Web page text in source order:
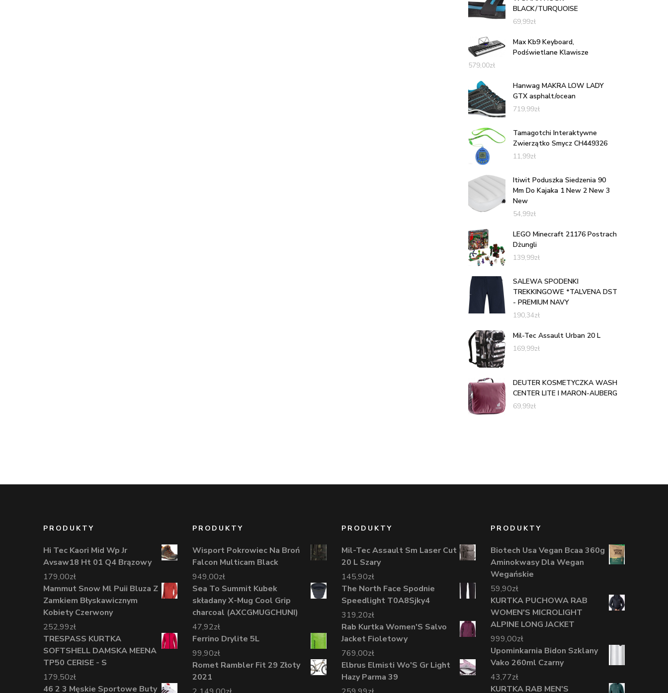
BLACK/TURQUOISE
69,99zł
Max Kb9 Keyboard,
Podświetlane Klawisze
579,00zł
Hanwag MAKRA LOW LADY
GTX asphalt/ocean
719,99zł
Tamagotchi Interaktywne
Zwierzątko Smycz CH449326
11,99zł
Itiwit Poduszka Siedzenia 90
Mm Do Kajaka 1 New 2 New 3
New
54,99zł
LEGO Minecraft 21176 Postrach
Dżungli
139,99zł
SALEWA SPODENKI
TREKKINGOWE *TALVENA DST
- PREMIUM NAVY
190,34zł
Mil-Tec Assault Urban 20 L
169,99zł
DEUTER KOSMETYCZKA WASH
CENTER LITE I MARON-AUBERG
69,99zł
PRODUKTY
Hi Tec Kaori Mid Wp Jr
Avsaw18 Ht 01 Q4 Brązowy
179,00zł
Mammut Snow Ml Puii Bluza Z
Zamkiem Błyskawicznym
Kobiety Czerwony
252,99zł
TRESPASS KURTKA
SOFTSHELL DAMSKA MEENA
TP50 CERISE - S
179,50zł
46 2 3 Męskie Sportowe Buty
PRODUKTY
Wisport Pokrowiec Na Broń
Falcon Multicam Black
949,00zł
Sea To Summit Kubek
składany X-Mug Cool Grip
charcoal (AXCGMUGCHUNI)
47,92zł
Ferrino Drylite 5L
99,90zł
Romet Rambler Fit 29 Złoty
2021
PRODUKTY
Mil-Tec Assault Sm Laser Cut
20 L Szary
145,90zł
The North Face Spodnie
Speedlight T0A8Sjky4
319,20zł
Rab Kurtka Women'S Salvo
Jacket Fioletowy
769,00zł
Elbrus Elmisti Wo'S Gr Light
Hazy Parma 39
PRODUKTY
Biotech Usa Vegan Bcaa 360g
Aminokwasy Dla Wegan
Wegańskie
59,90zł
KURTKA PUCHOWA RAB
WOMEN'S MICROLIGHT
ALPINE LONG JACKET
999,00zł
Upominkarnia Bidon Szklany
Vako 260ml Czarny
43,77zł
KURTKA RAB MEN'S